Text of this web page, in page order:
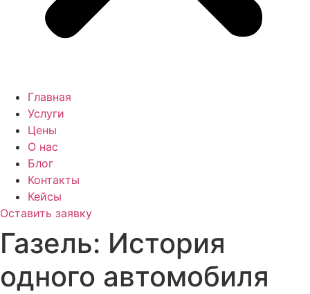
Главная
Услуги
Цены
О нас
Блог
Контакты
Кейсы
Оставить заявку
Газель: История
одного автомобиля